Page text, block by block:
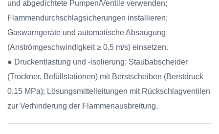
und abgedichtete Pumpen/Ventile verwenden;
Flammendurchschlagsicherungen installieren;
Gaswarngeräte und automatische Absaugung
(Anströmgeschwindigkeit ≥ 0,5 m/s) einsetzen.
● Druckentlastung und -isolierung: Staubabscheider
(Trockner, Befüllstationen) mit Berstscheiben (Berstdruck
0,15 MPa); Lösungsmittelleitungen mit Rückschlagventilen
zur Verhinderung der Flammenausbreitung.